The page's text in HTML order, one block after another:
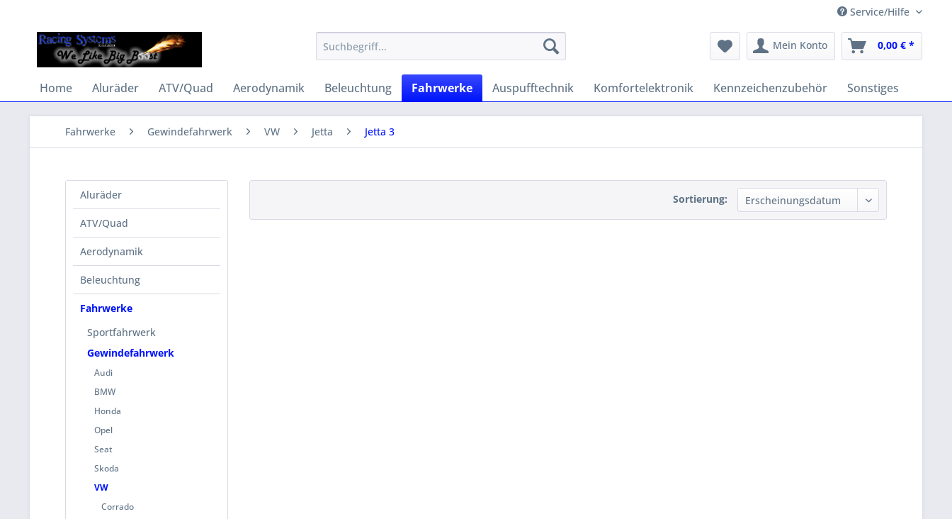
Service/Hilfe
Mein Konto 0,00 € *
Home Aluräder ATV/Quad Aerodynamik Beleuchtung Fahrwerke Auspufftechnik Komfortelektronik Kennzeichenzubehör Sonstiges
Fahrwerke Gewindefahrwerk VW Jetta Jetta 3
Aluräder
ATV/Quad
Aerodynamik
Beleuchtung
Fahrwerke
Sportfahrwerk
Gewindefahrwerk
Audi
BMW
Honda
Opel
Seat
Skoda
VW
Corrado
Sortierung: